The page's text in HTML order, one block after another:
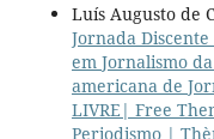
Luís Augusto de
Jornada
em Jornalismo da
americana de
LIVRE| Free
Periodismo |